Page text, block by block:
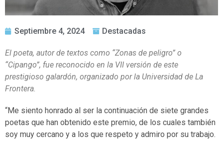
Septiembre 4, 2024 Destacadas
El poeta, autor de textos como “Zonas de peligro” o
“Cipango”, fue reconocido en la VII versión de este
prestigioso galardón, organizado por la Universidad de La
Frontera.
“Me siento honrado al ser la continuación de siete grandes
poetas que han obtenido este premio, de los cuales también
soy muy cercano y a los que respeto y admiro por su trabajo.